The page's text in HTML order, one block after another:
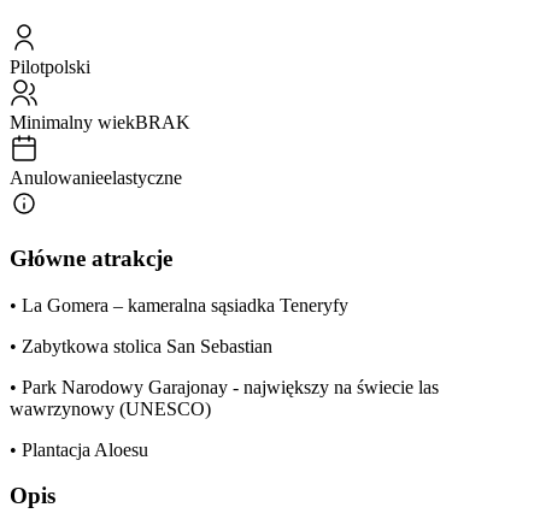
Pilotpolski
Minimalny wiekBRAK
Anulowanieelastyczne
Główne atrakcje
• La Gomera – kameralna sąsiadka Teneryfy
• Zabytkowa stolica San Sebastian
• Park Narodowy Garajonay - największy na świecie las
wawrzynowy (UNESCO)
• Plantacja Aloesu
Opis